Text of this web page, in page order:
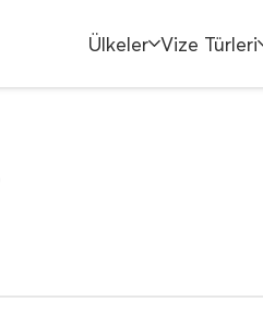
Ülkeler Vize Türleri